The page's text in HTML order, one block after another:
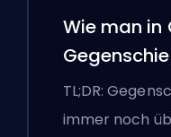
Wie man in
TL;DR:
immer noch